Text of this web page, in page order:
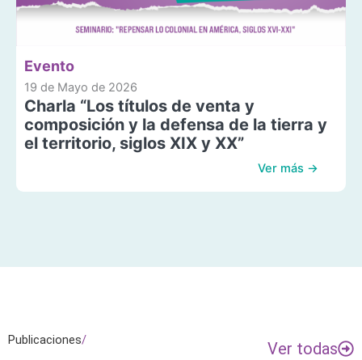
Evento
19 de Mayo de 2026
Charla “Los títulos de venta y
composición y la defensa de la tierra y
el territorio, siglos XIX y XX”
Ver más →
Publicaciones/ Ver todas